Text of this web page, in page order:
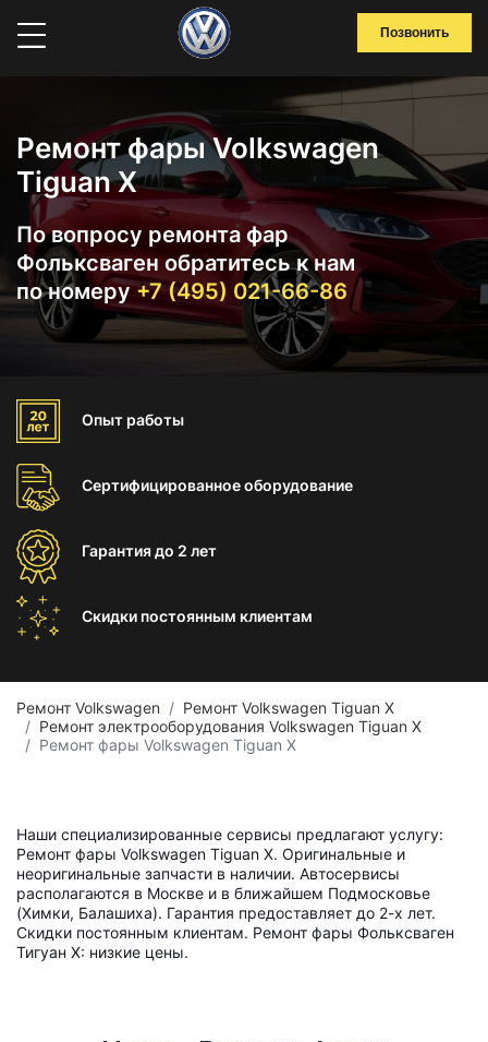
Позвонить
Ремонт фары Volkswagen
Tiguan X
По вопросу ремонта фар
Фольксваген обратитесь к нам
по номеру+7 (495) 021-66-86
Опыт работы
Сертифицированноеоборудование
Гарантиядо 2 лет
Скидки постоянным клиентам
Ремонт Volkswagen
Ремонт Volkswagen Tiguan X
Ремонт электрооборудования Volkswagen Tiguan X
Ремонт фары Volkswagen Tiguan X
Наши специализированные сервисы предлагают услугу:
Ремонт фары Volkswagen Tiguan X. Оригинальные и
неоригинальные запчасти в наличии. Автосервисы
располагаются в Москве и в ближайшем Подмосковье
(Химки, Балашиха). Гарантия предоставляет до 2-х лет.
Скидки постоянным клиентам. Ремонт фары Фольксваген
Тигуан X: низкие цены.